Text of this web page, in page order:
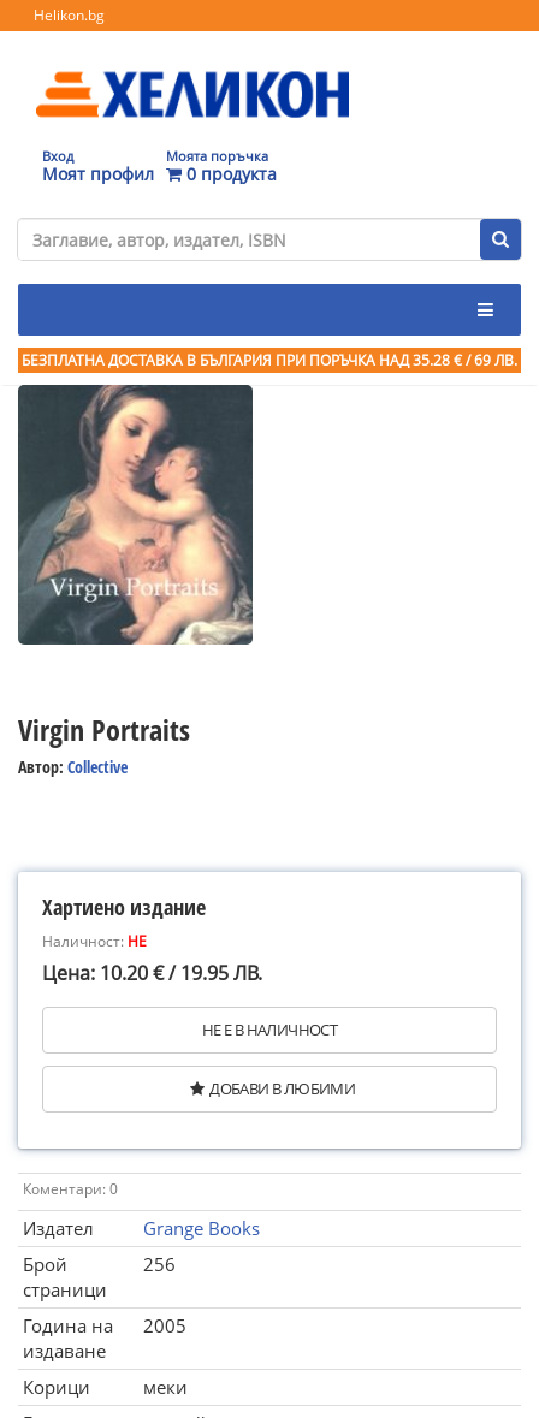
Helikon.bg
Вход
Моят профил
Моята поръчка
0 продукта
БЕЗПЛАТНА ДОСТАВКА В БЪЛГАРИЯ ПРИ ПОРЪЧКА НАД 35.28 € / 69 ЛВ.
Virgin Portraits
Автор: Collective
Хартиено издание
Наличност: НЕ
Цена: 10.20 € / 19.95 ЛВ.
НЕ Е В НАЛИЧНОСТ
ДОБАВИ В ЛЮБИМИ
Коментари: 0
Издател
Grange Books
Брой
страници
256
Година на
издаване
2005
Корици
меки